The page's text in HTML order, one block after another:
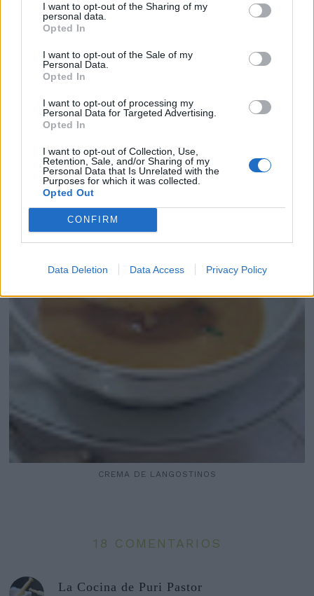
I want to opt-out of the Sharing of my
personal data.
Opted In
I want to opt-out of the Sale of my
Personal Data.
Opted In
I want to opt-out of processing my
Personal Data for Targeted Advertising.
Opted In
I want to opt-out of Collection, Use,
Retention, Sale, and/or Sharing of my
Personal Data that Is Unrelated with the
Purposes for which it was collected.
Opted Out
CONFIRM
Data Deletion Data Access Privacy Policy
LOMO DE GAMO CON SALSA DE FRUTOS RO...
CREMA DE LANGOSTINOS
18 COMENTARIOS
La Cocina de Puri Pastor